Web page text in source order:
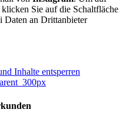
Sie auf die Schaltfläche
Daten an Drittanbieter
Inhalte entsperren